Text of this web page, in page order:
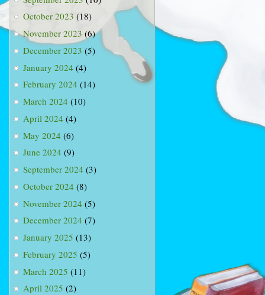
October 2023 (18)
November 2023 (6)
December 2023 (5)
January 2024 (4)
February 2024 (14)
March 2024 (10)
April 2024 (4)
May 2024 (6)
June 2024 (9)
September 2024 (3)
October 2024 (8)
November 2024 (5)
December 2024 (7)
January 2025 (13)
February 2025 (5)
March 2025 (11)
April 2025 (2)